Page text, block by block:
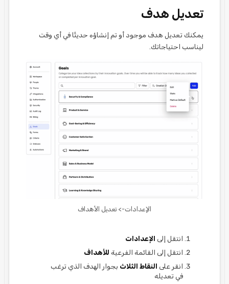
تعديل هدف
يمكنك تعديل هدف موجود أو تم إنشاؤه حديثًا في أي وقت
ليناسب احتياجاتك.
الإعدادات-> تعديل الأهداف
انتقل إلى الإعدادات
انتقل إلى القائمة الفرعية للأهداف
انقر على النقاط الثلاث بجوار الهدف الذي ترغب
في تعديله